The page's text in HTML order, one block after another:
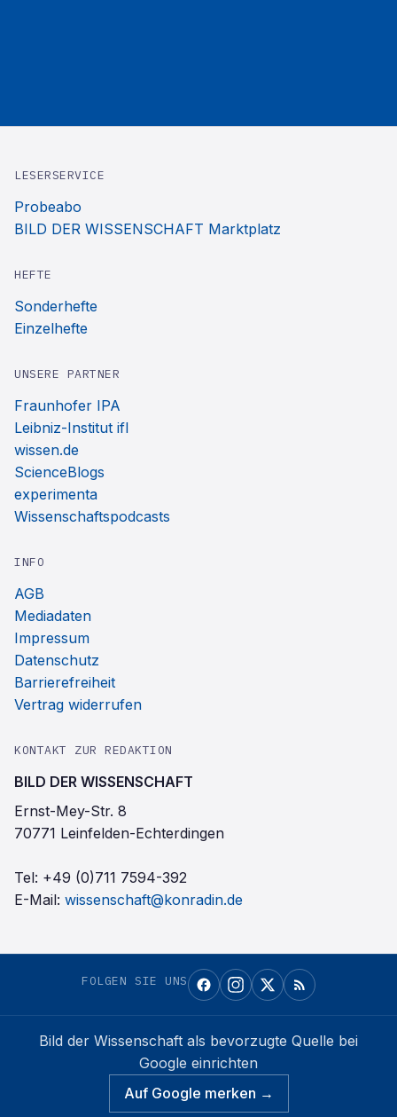
LESERSERVICE
Probeabo
BILD DER WISSENSCHAFT Marktplatz
HEFTE
Sonderhefte
Einzelhefte
UNSERE PARTNER
Fraunhofer IPA
Leibniz-Institut ifl
wissen.de
ScienceBlogs
experimenta
Wissenschaftspodcasts
INFO
AGB
Mediadaten
Impressum
Datenschutz
Barrierefreiheit
Vertrag widerrufen
KONTAKT ZUR REDAKTION
BILD DER WISSENSCHAFT
Ernst-Mey-Str. 8
70771 Leinfelden-Echterdingen
Tel: +49 (0)711 7594-392
E-Mail: wissenschaft@konradin.de
FOLGEN SIE UNS
Bild der Wissenschaft als bevorzugte Quelle bei
Google einrichten
Auf Google merken →